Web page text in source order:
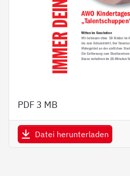
PDF 3 MB
Datei herunterladen